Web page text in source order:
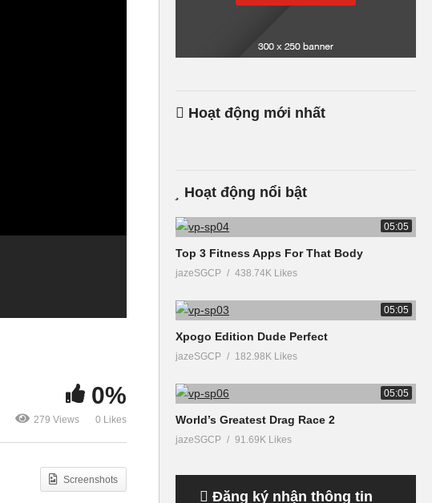
Magic Mushroom Land
Walkthrough All Levels
League Of
0%
279 Views 0 Likes
Screenshots
Hoạt động mới nhất
Hoạt động nổi bật
05:05
Top 3 Fitness Apps For That Body
jazeSGCP 438.74K Likes
05:05
Xpogo Edition Dude Perfect
jazeSGCP 182.98K Likes
05:05
World’s Greatest Drag Race 2
jazeSGCP 91.69K Likes
Đăng ký nhận thông tin